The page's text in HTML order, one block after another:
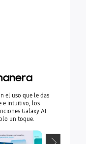
el uso que le das
e intuitivo, los
Galaxy AI
un toque.
diseñado